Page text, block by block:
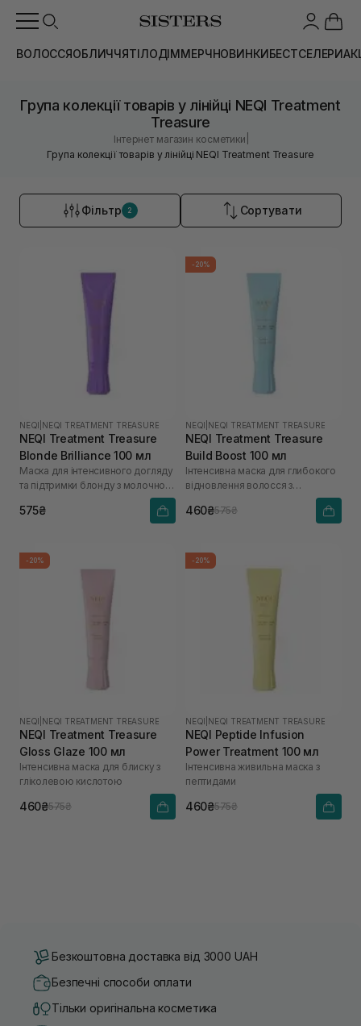
ВОЛОССЯОБЛИЧЧЯТІЛОДІММЕРЧНОВИНКИБЕСТСЕЛЕРИ
Група колекції товарів у лінійці NEQI Treatment
Treasure
Інтернет магазин косметики
Група колекції товарів у лінійці NEQI Treatment Treasure
Фільтр 2 Сортувати
NEQI NEQI TREATMENT TREASURE
NEQI Treatment Treasure
Blonde Brilliance 100 мл
Маска для інтенсивного догляду
та підтримки блонду з молочною
575₴
-20%
NEQI NEQI TREATMENT TREASURE
NEQI Treatment Treasure
Build Boost 100 мл
Інтенсивна маска для глибокого
відновлення волосся з
460₴575₴
-20%
NEQI NEQI TREATMENT TREASURE
NEQI Treatment Treasure
Gloss Glaze 100 мл
Інтенсивна маска для блиску з
гліколевою кислотою
460₴575₴
-20%
NEQI NEQI TREATMENT TREASURE
NEQI Peptide Infusion
Power Treatment 100 мл
Інтенсивна живильна маска з
пептидами
460₴575₴
Безкоштовна доставка від 3000 UAH
Безпечні способи оплати
Тільки оригінальна косметика